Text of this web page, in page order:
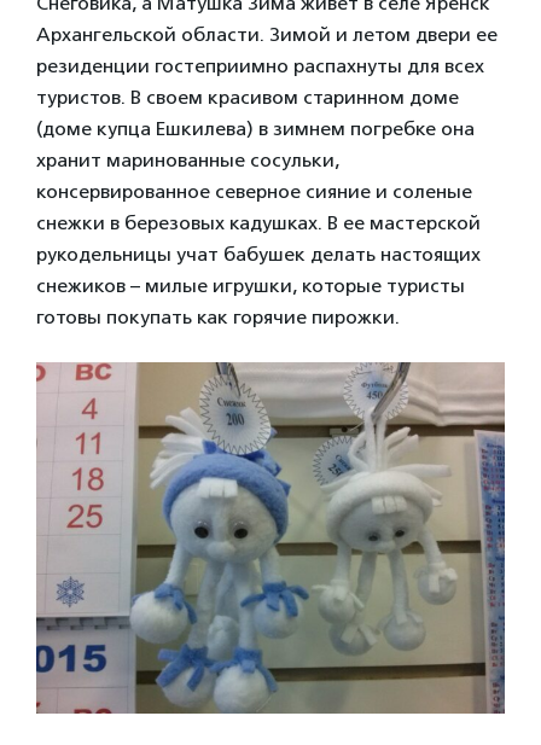
Архангельской области. Зимой и летом двери ее
резиденции гостеприимно распахнуты для всех
туристов. В своем красивом старинном доме
(доме купца Ешкилева) в зимнем погребке она
хранит маринованные сосульки,
консервированное северное сияние и соленые
снежки в березовых кадушках. В ее мастерской
рукодельницы учат бабушек делать настоящих
снежиков – милые игрушки, которые туристы
готовы покупать как горячие пирожки.